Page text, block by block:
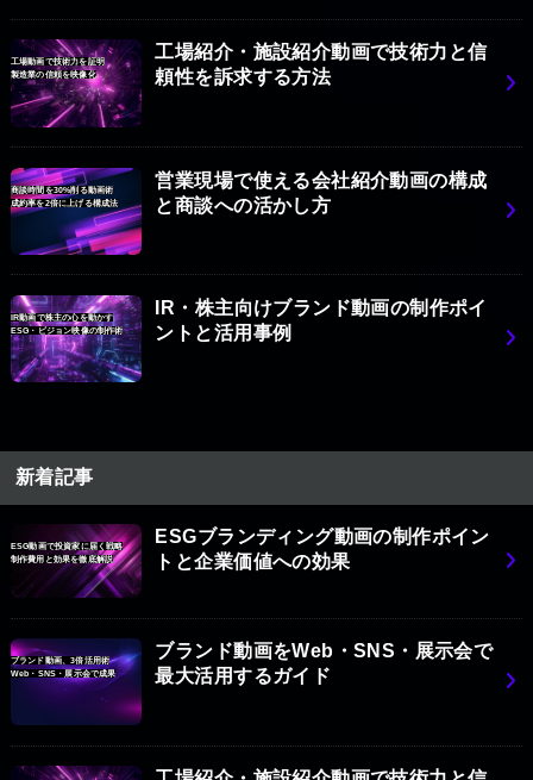
工場動画で技術力を証明
製造業の信頼を映像化
工場紹介・施設紹介動画で技術力と信
頼性を訴求する方法
商談時間を30%削る動画術
成約率を2倍に上げる構成法
営業現場で使える会社紹介動画の構成
と商談への活かし方
IR動画で株主の心を動かす
ESG・ビジョン映像の制作術
IR・株主向けブランド動画の制作ポイ
ントと活用事例
新着記事
ESG動画で投資家に届く戦略
制作費用と効果を徹底解説
ESGブランディング動画の制作ポイン
トと企業価値への効果
ブランド動画、3倍活用術
Web・SNS・展示会で成果
ブランド動画をWeb・SNS・展示会で
最大活用するガイド